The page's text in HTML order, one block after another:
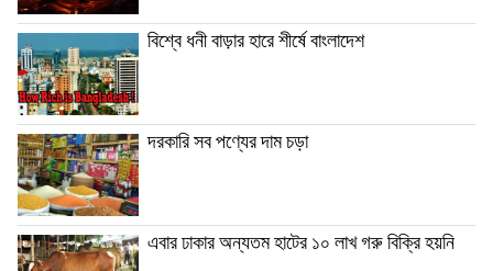
বিশ্বে ধনী বাড়ার হারে শীর্ষে বাংলাদেশ
দরকারি সব পণ্যের দাম চড়া
এবার ঢাকার অন্যতম হাটের ১০ লাখ গরু বিক্রি হয়নি